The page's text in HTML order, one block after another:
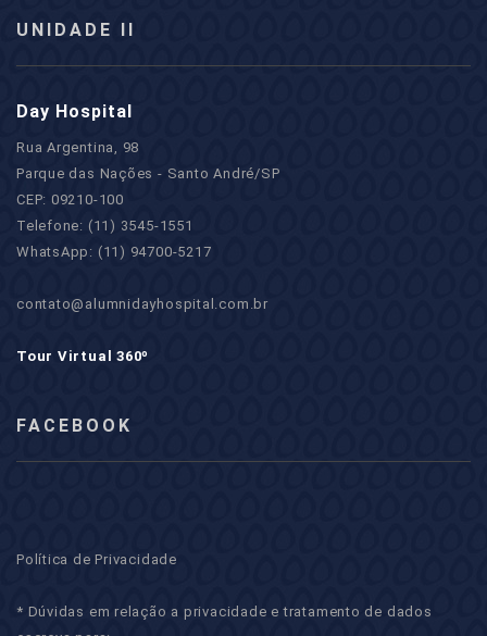
UNIDADE II
Day Hospital
Rua Argentina, 98
Parque das Nações - Santo André/SP
CEP: 09210-100
Telefone: (11) 3545-1551
WhatsApp: (11) 94700-5217
contato@alumnidayhospital.com.br
Tour Virtual 360º
FACEBOOK
Política de Privacidade
* Dúvidas em relação a privacidade e tratamento de dados